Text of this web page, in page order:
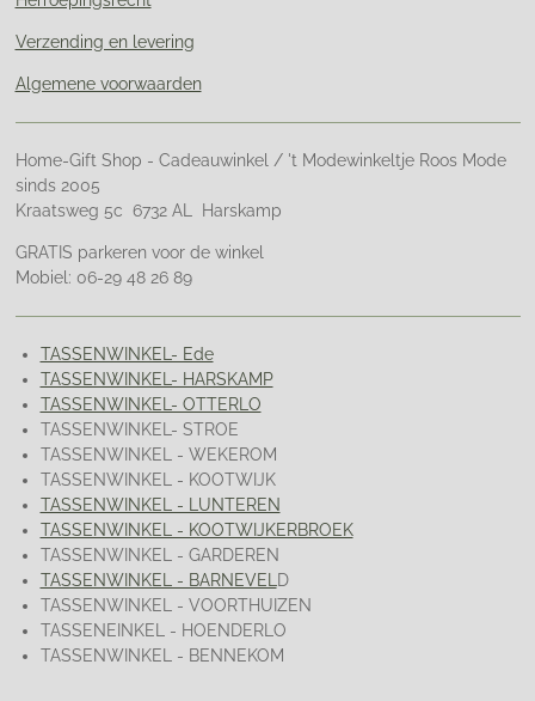
Verzending en levering
Algemene voorwaarden
Home-Gift Shop - Cadeauwinkel / 't Modewinkeltje Roos Mode
sinds 2005
Kraatsweg 5c 6732 AL Harskamp
GRATIS parkeren voor de winkel
Mobiel: 06-29 48 26 89
TASSENWINKEL- Ede
TASSENWINKEL- HARSKAMP
TASSENWINKEL- OTTERLO
TASSENWINKEL- STROE
TASSENWINKEL - WEKEROM
TASSENWINKEL - KOOTWIJK
TASSENWINKEL - LUNTEREN
TASSENWINKEL - KOOTWIJKERBROEK
TASSENWINKEL - GARDEREN
TASSENWINKEL - BARNEVEL
D
TASSENWINKEL - VOORTHUIZEN
TASSENEINKEL - HOENDERLO
TASSENWINKEL - BENNEKOM